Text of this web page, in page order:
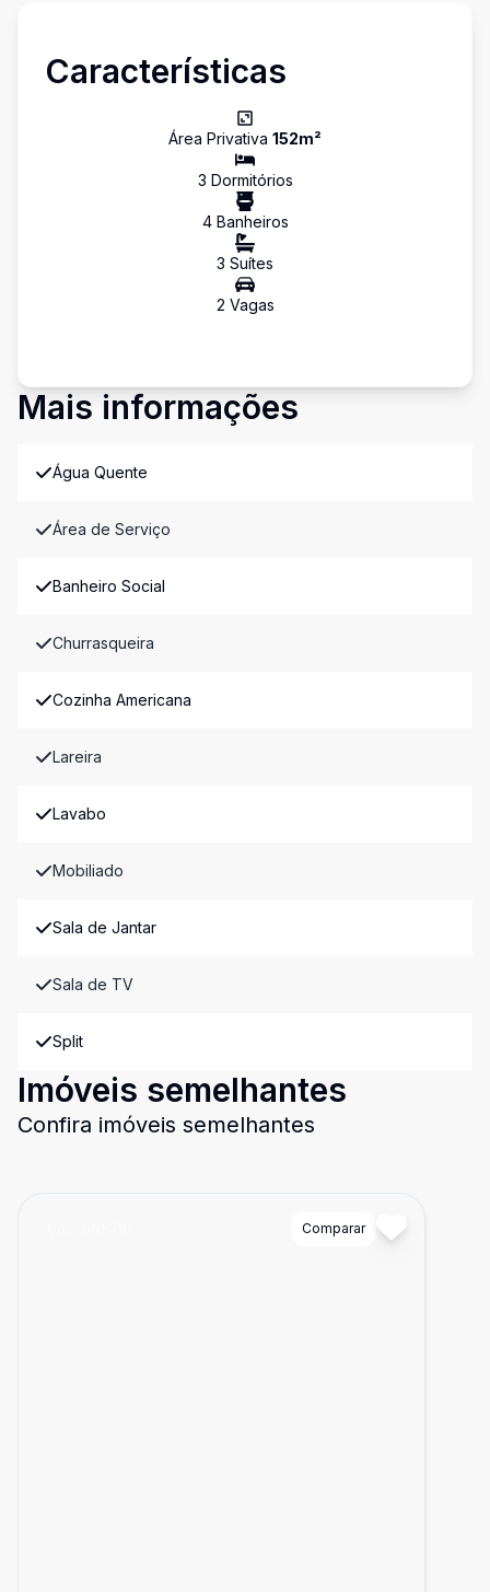
Características
Área Privativa 152m²
3 Dormitórios
4Banheiros
3 Suítes
2 Vagas
Mais informações
Água Quente
Área de Serviço
Banheiro Social
Churrasqueira
Cozinha Americana
Lareira
Lavabo
Mobiliado
Sala de Jantar
Sala de TV
Split
Imóveis semelhantes
Confira imóveis semelhantes
Comparar